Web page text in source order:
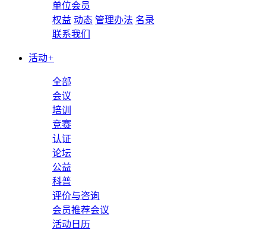
单位会员
权益 动态 管理办法 名录
联系我们
活动+
全部
会议
培训
竞赛
认证
论坛
公益
科普
评价与咨询
会员推荐会议
活动日历